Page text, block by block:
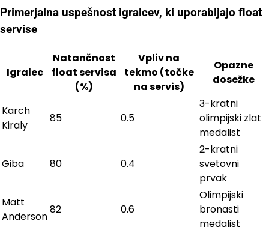
Primerjalna uspešnost igralcev, ki uporabljajo float
servise
Igralec
Natančnost
float servisa
(%)
Vpliv na
tekmo (točke
na servis)
Opazne
dosežke
Karch
Kiraly
85 0.5
3-kratni
olimpijski zlat
medalist
Giba 80 0.4
2-kratni
svetovni
prvak
Matt
Anderson
82 0.6
Olimpijski
bronasti
medalist